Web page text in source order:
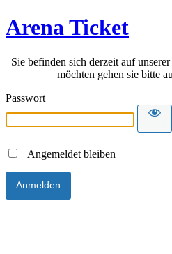
Arena Ticket
Sie befinden sich derzeit auf
möchten gehen sie bitte
Passwort
Angemeldet bleiben